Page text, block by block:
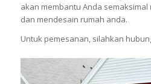
akan membantu Anda
dan mendesain rumah anda.
Untuk pemesanan, silahkan